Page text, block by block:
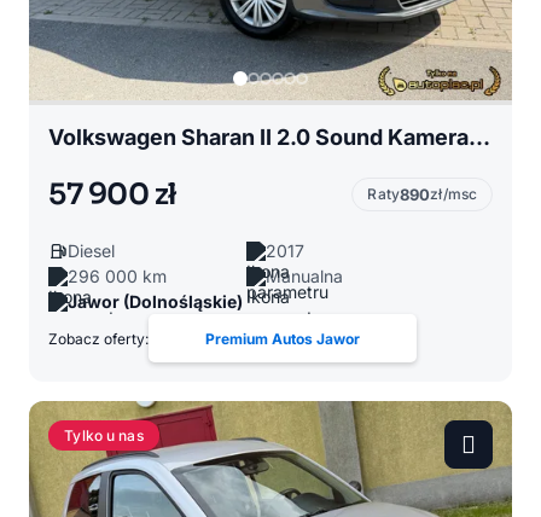
Volkswagen Sharan II 2.0 Sound Kamera ACC Elektryka drzwi asystenty BEZWYPADKOWY
57 900 zł Raty890zł/msc
Diesel
2017
296 000 km
Manualna
Jawor (Dolnośląskie)
Zobacz oferty: Premium Autos Jawor
Tylko u nas